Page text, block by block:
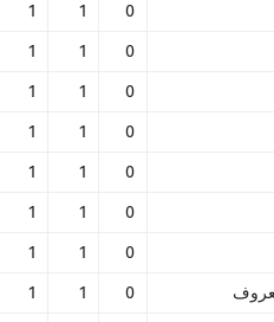
0
1
1
0
1
1
0
1
1
0
1
1
0
1
1
0
1
1
0
1
1
0
1
1